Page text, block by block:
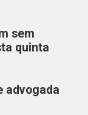
sem
quinta
advogada